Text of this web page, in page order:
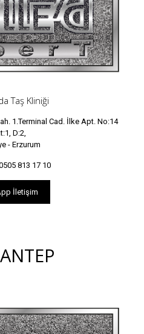
Taş Kliniği
1.Terminal Cad. İlke Apt. No:14
D:2,
- Erzurum
813 17 10
İletişim